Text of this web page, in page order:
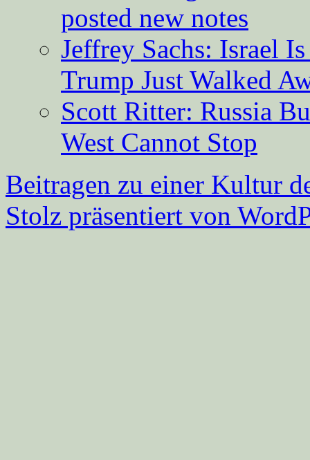
posted new notes
Jeffrey Sachs: Israel
Trump Just Walked
Scott Ritter: Russia
West Cannot Stop
Beitragen zu einer Kultur
Stolz präsentiert von